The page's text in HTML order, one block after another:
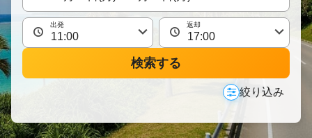
出発 返却
検索する
絞り込み